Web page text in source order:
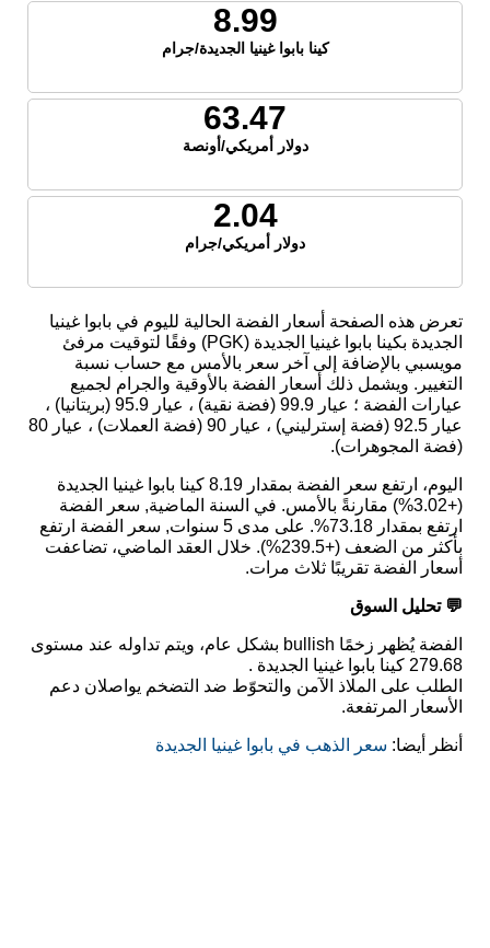
8.99
كينا بابوا غينيا الجديدة/جرام
63.47
دولار أمريكي/أونصة
2.04
دولار أمريكي/جرام
تعرض هذه الصفحة أسعار الفضة الحالية لليوم في بابوا غينيا
الجديدة بكينا بابوا غينيا الجديدة (PGK) وفقًا لتوقيت مرفئ
مويسبي بالإضافة إلى آخر سعر بالأمس مع حساب نسبة
التغيير. ويشمل ذلك أسعار الفضة بالأوقية والجرام لجميع
عيارات الفضة ؛ عيار 99.9 (فضة نقية) ، عيار 95.9 (بريتانيا) ،
عيار 92.5 (فضة إسترليني) ، عيار 90 (فضة العملات) ، عيار 80
(فضة المجوهرات).
اليوم، ارتفع سعر الفضة بمقدار 8.19 كينا بابوا غينيا الجديدة
(+3.02%) مقارنةً بالأمس. في السنة الماضية, سعر الفضة
ارتفع بمقدار 73.18%. على مدى 5 سنوات, سعر الفضة ارتفع
بأكثر من الضعف (+239.5%). خلال العقد الماضي، تضاعفت
أسعار الفضة تقريبًا ثلاث مرات.
💬 تحليل السوق
الفضة يُظهر زخمًا bullish بشكل عام، ويتم تداوله عند مستوى
279.68 كينا بابوا غينيا الجديدة .
الطلب على الملاذ الآمن والتحوّط ضد التضخم يواصلان دعم
الأسعار المرتفعة.
أنظر أيضا: سعر الذهب في بابوا غينيا الجديدة